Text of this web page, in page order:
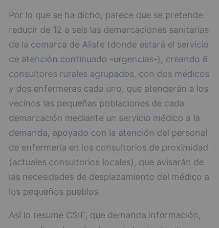
Por lo que se ha dicho, parece que se pretende
reducir de 12 a seis las demarcaciones sanitarias
de la comarca de Aliste (donde estará el servicio
de atención continuado -urgencias-), creando 6
consultores rurales agrupados, con dos médicos
y dos enfermeras cada uno, que atenderán a los
vecinos las pequeñas poblaciones de cada
demarcación mediante un servicio médico a la
demanda, apoyado con la atención del personal
de enfermería en los consultorios de proximidad
(actuales consultorios locales), que avisarán de
las necesidades de desplazamiento del médico a
los pequeños pueblos.
Así lo resume CSIF, que demanda información,